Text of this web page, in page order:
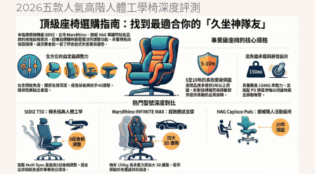
2026五款人氣高階人體工學椅深度評測